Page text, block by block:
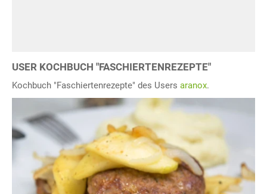
USER KOCHBUCH "FASCHIERTENREZEPTE"
Kochbuch "Faschiertenrezepte" des Users aranox.